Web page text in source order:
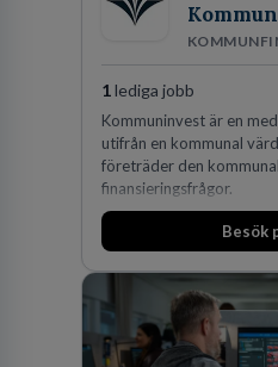
1lediga jobb
Kommuninvest är en
utifrån en kommunal
företräder den
finansieringsfrågor.
Besök